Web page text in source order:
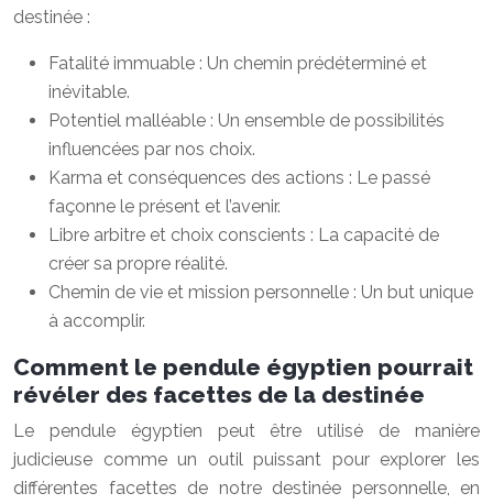
destinée :
Fatalité immuable : Un chemin prédéterminé et
inévitable.
Potentiel malléable : Un ensemble de possibilités
influencées par nos choix.
Karma et conséquences des actions : Le passé
façonne le présent et l’avenir.
Libre arbitre et choix conscients : La capacité de
créer sa propre réalité.
Chemin de vie et mission personnelle : Un but unique
à accomplir.
Comment le pendule égyptien pourrait
révéler des facettes de la destinée
Le pendule égyptien peut être utilisé de manière
judicieuse comme un outil puissant pour explorer les
différentes facettes de notre destinée personnelle, en